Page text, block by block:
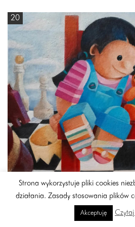
20
Strona wykorzystuje pliki cookies
działania. Zasady stosowania plików
Akceptuję